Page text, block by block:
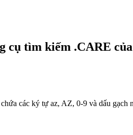
cụ tìm kiếm .CARE
các ký tự az, AZ, 0-9 và dấu gạch